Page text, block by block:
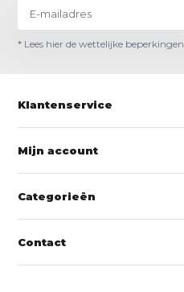
* Lees hier de wettelijke beperkingen
Klantenservice
Mijn account
Categorieën
Contact